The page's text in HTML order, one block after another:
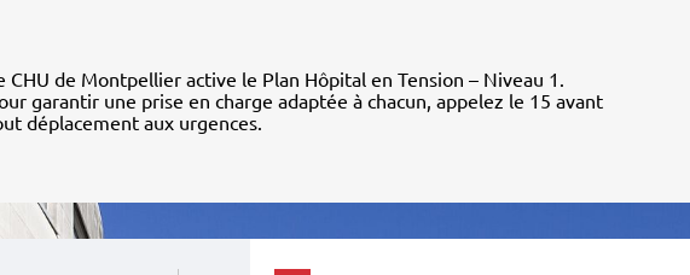
CHU de Montpellier active le Plan Hôpital en Tension – Niveau 1.
garantir une prise en charge adaptée à chacun, appelez le 15 avant
déplacement aux urgences.